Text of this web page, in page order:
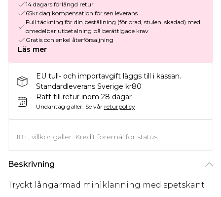
14 dagars förlängd retur
65kr dag kompensation för sen leverans
Full täckning för din beställning (förlorad, stulen, skadad) med
omedelbar utbetalning på berättigade krav
Gratis och enkel återförsäljning
Läs mer
EU tull- och importavgift läggs till i kassan.
Standardleverans Sverige kr80
Rätt till retur inom 28 dagar
Undantag gäller. Se vår returpolicy
18+, villkor gäller. Kredit föremål för status
Beskrivning
Tryckt långärmad miniklänning med spetskant